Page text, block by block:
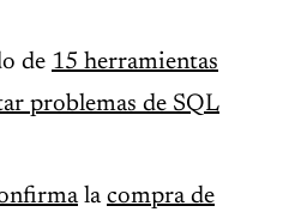
de 15 herramientas
problemas de SQL
la compra de